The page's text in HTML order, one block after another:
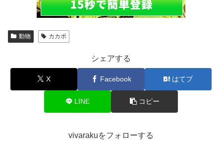
動物 カカポ
シェアする
X Facebook はてブ
LINE コピー
vivarakuをフォローする